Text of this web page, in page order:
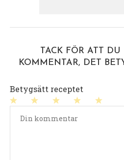
TACK FÖR ATT
KOMMENTAR, DET
Betygsätt receptet
stjärnor
stjärnor
stjärnor
stjärna